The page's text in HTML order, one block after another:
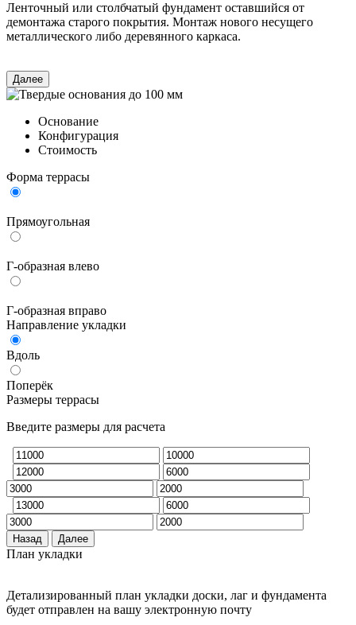
Ленточный или столбчатый фундамент оставшийся от
демонтажа старого покрытия. Монтаж нового несущего
металлического либо деревянного каркаса.
Далее
Основание
Конфигурация
Стоимость
Форма террасы
Прямоугольная
Г-образная влево
Г-образная вправо
Направление укладки
Вдоль
Поперёк
Размеры террасы
Введите размеры для расчета
Назад Далее
План укладки
Детализированный план укладки доски, лаг и фундамента
будет отправлен на вашу электронную почту